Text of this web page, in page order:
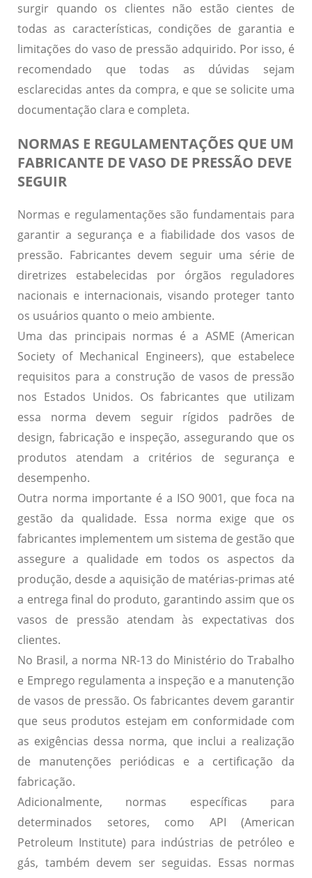
surgir quando os clientes não estão cientes de
todas as características, condições de garantia e
limitações do vaso de pressão adquirido. Por isso, é
recomendado que todas as dúvidas sejam
esclarecidas antes da compra, e que se solicite uma
documentação clara e completa.
NORMAS E REGULAMENTAÇÕES QUE UM
FABRICANTE DE VASO DE PRESSÃO DEVE
SEGUIR
Normas e regulamentações são fundamentais para
garantir a segurança e a fiabilidade dos vasos de
pressão. Fabricantes devem seguir uma série de
diretrizes estabelecidas por órgãos reguladores
nacionais e internacionais, visando proteger tanto
os usuários quanto o meio ambiente.
Uma das principais normas é a ASME (American
Society of Mechanical Engineers), que estabelece
requisitos para a construção de vasos de pressão
nos Estados Unidos. Os fabricantes que utilizam
essa norma devem seguir rígidos padrões de
design, fabricação e inspeção, assegurando que os
produtos atendam a critérios de segurança e
desempenho.
Outra norma importante é a ISO 9001, que foca na
gestão da qualidade. Essa norma exige que os
fabricantes implementem um sistema de gestão que
assegure a qualidade em todos os aspectos da
produção, desde a aquisição de matérias-primas até
a entrega final do produto, garantindo assim que os
vasos de pressão atendam às expectativas dos
clientes.
No Brasil, a norma NR-13do Ministério do Trabalho
e Emprego regulamenta a inspeção e a manutenção
de vasos de pressão. Os fabricantes devem garantir
que seus produtos estejam em conformidade com
as exigências dessa norma, que inclui a realização
de manutenções periódicas e a certificação da
fabricação.
Adicionalmente, normas específicas para
determinados setores, como API (American
Petroleum Institute) para indústrias de petróleo e
gás, também devem ser seguidas. Essas normas